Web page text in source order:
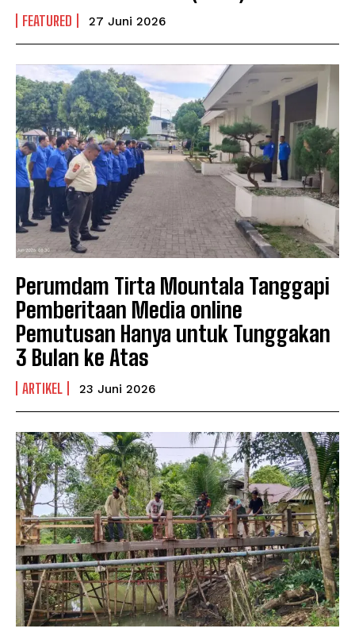
FEATURED 27 Juni 2026
Perumdam Tirta Mountala Tanggapi
Pemberitaan Media online
Pemutusan Hanya untuk Tunggakan
3 Bulan ke Atas
ARTIKEL 23 Juni 2026